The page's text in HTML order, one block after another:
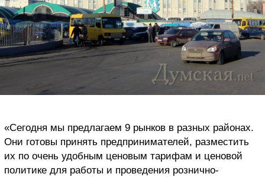
«Сегодня мы предлагаем 9 рынков в разных районах.
Они готовы принять предпринимателей, разместить
их по очень удобным ценовым тарифам и ценовой
политике для работы и проведения рознично-